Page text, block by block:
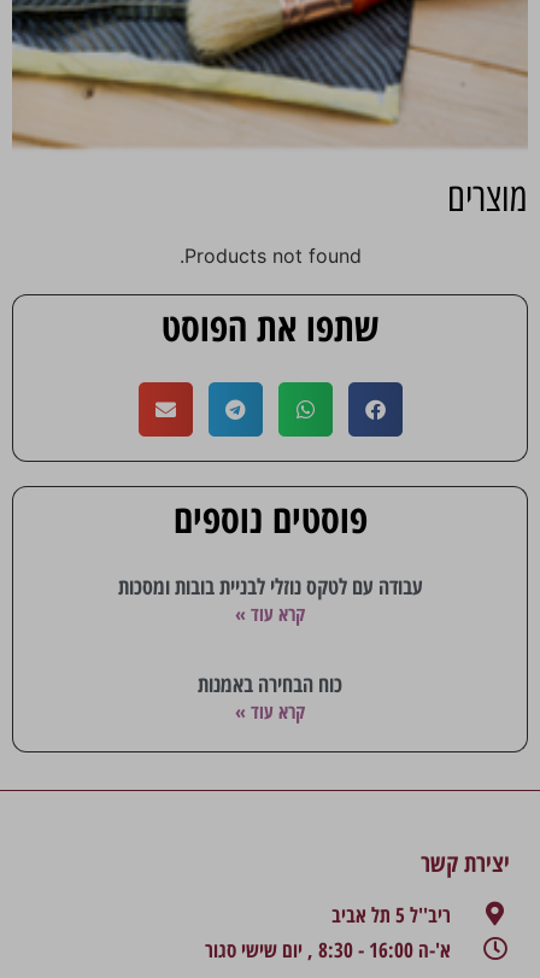
מוצרים
Products not found.
שתפו את הפוסט
פוסטים נוספים
עבודה עם לטקס נוזלי לבניית בובות ומסכות
קרא עוד »
כוח הבחירה באמנות
קרא עוד »
יצירת קשר
ריב''ל 5 תל אביב
א'-ה 16:00 - 8:30 , יום שישי סגור